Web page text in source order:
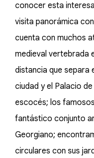
conocer esta
visita panorámica
cuenta con muchos
medieval vertebrada
distancia que separa
ciudad y el Palacio
escocés; los
fantástico conjunto
Georgiano;
circulares con sus